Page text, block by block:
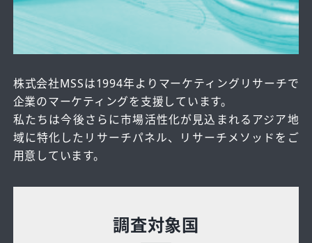
株式会社MSSは1994年よりマーケティングリサーチで
企業のマーケティングを支援しています。
私たちは今後さらに市場活性化が見込まれるアジア地
域に特化したリサーチパネル、リサーチメソッドをご
用意しています。
調査対象国